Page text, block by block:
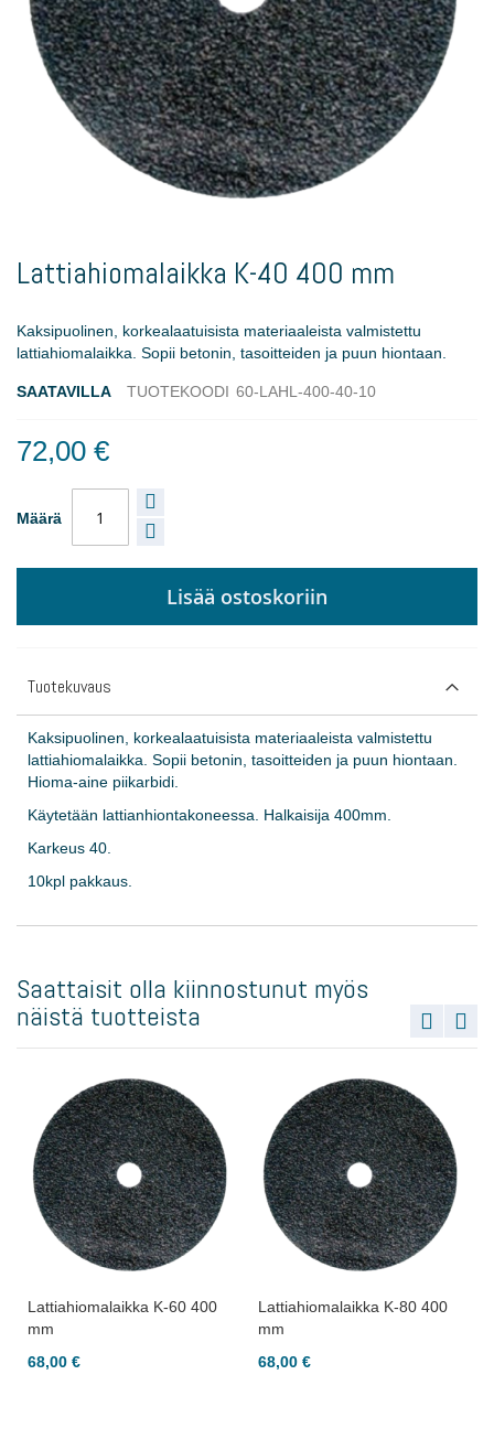
the
the
images
Lattiahiomalaikka K-40 400 mm
Kaksipuolinen, korkealaatuisista materiaaleista valmistettu
lattiahiomalaikka. Sopii betonin, tasoitteiden ja puun hiontaan.
SAATAVILLA TUOTEKOODI 60-LAHL-400-40-10
72,00 €
Määrä
Lisää ostoskoriin
Tuotekuvaus
Kaksipuolinen, korkealaatuisista materiaaleista valmistettu
lattiahiomalaikka. Sopii betonin, tasoitteiden ja puun hiontaan.
Hioma-aine piikarbidi.
Käytetään lattianhiontakoneessa. Halkaisija 400mm.
Karkeus 40.
10kpl pakkaus.
Saattaisit olla kiinnostunut myös
näistä tuotteista
Lattiahiomalaikka K-60 400
mm
68,00 €
Lattiahiomalaikka K-80 400
mm
68,00 €